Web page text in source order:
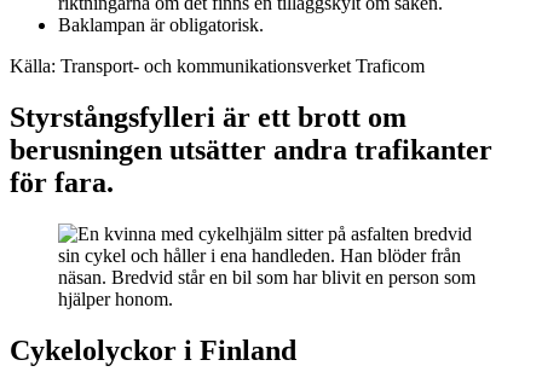
Baklampan är obligatorisk.
Källa: Transport- och kommunikationsverket Traficom
Styrstångsfylleri är ett brott om
berusningen utsätter andra trafikanter
för fara.
Cykelolyckor i Finland